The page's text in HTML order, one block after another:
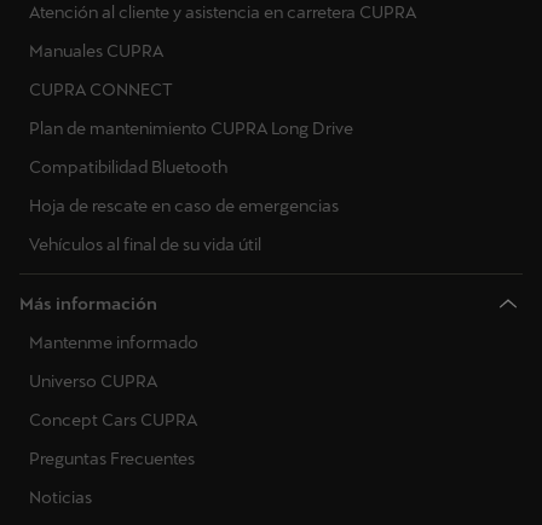
Carga en casa
Remote Park Assist
Profiles & Timers
Charging Map
Connected Travel Assist
Asistente de voz en línea
Radio por Internet
Información local sobre peligros
Planificador de rutas EV
Protección de batería de bajo voltaje
Atención al cliente y asistencia en carretera CUPRA
Manuales CUPRA
CUPRA CONNECT
Plan de mantenimiento CUPRA Long Drive
Compatibilidad Bluetooth
Hoja de rescate en caso de emergencias
Vehículos al final de su vida útil
Más información
Mantenme informado
Universo CUPRA
Concept Cars CUPRA
Preguntas Frecuentes
Noticias